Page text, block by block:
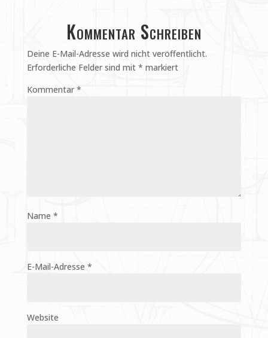
Kommentar Schreiben
Deine E-Mail-Adresse wird nicht veröffentlicht.
Erforderliche Felder sind mit * markiert
Kommentar *
Name *
E-Mail-Adresse *
Website